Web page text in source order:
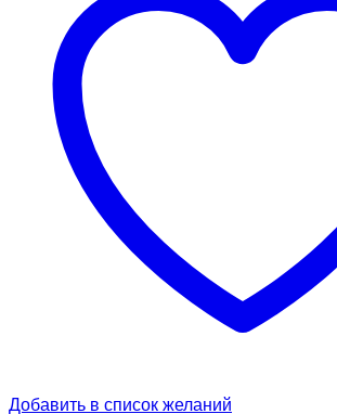
Добавить в список желаний